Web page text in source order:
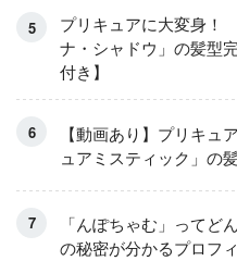
プリキュアに大変身！
ナ・シャドウ」の髪型
付き】
【動画あり】プリキ
ュアミスティック」の
「んぽちゃむ」って
の秘密が分かるプロフ